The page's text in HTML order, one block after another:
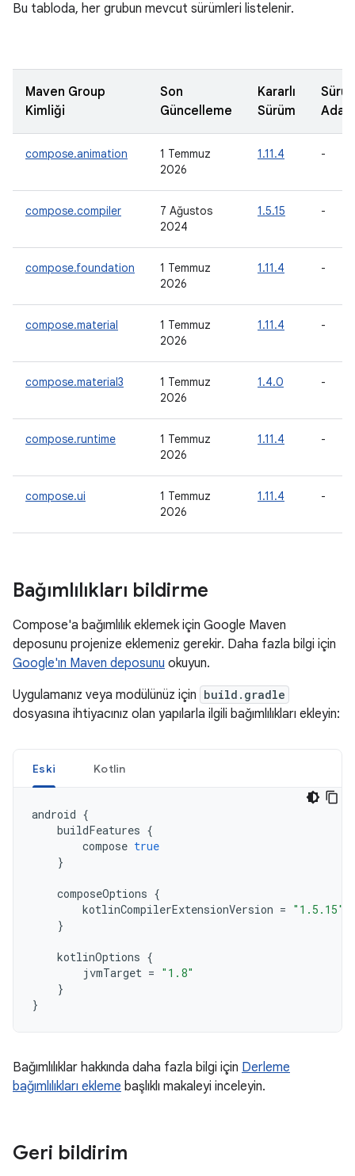
Bu tabloda, her grubun mevcut sürümleri listelenir.
Maven Group
Kimliği
Son
Güncelleme
Kararlı
Sürüm
Adayı
compose.animation
1 Temmuz
2026
1.11.4 -
compose.compiler
7 Ağustos
2024
1.5.15 -
compose.foundation
1 Temmuz
2026
1.11.4 -
compose.material
1 Temmuz
2026
1.11.4 -
compose.material3
1 Temmuz
2026
1.4.0 -
compose.runtime
1 Temmuz
2026
1.11.4 -
compose.ui
1 Temmuz
2026
1.11.4 -
Bağımlılıkları bildirme
Compose'a bağımlılık eklemek için Google Maven
deposunu projenize eklemeniz gerekir. Daha fazla bilgi için
Google'ın Maven deposunu okuyun.
Uygulamanız veya modülünüz için build.gradle
dosyasına ihtiyacınız olan yapılarla ilgili bağımlılıkları ekleyin:
Eski Kotlin
android {
buildFeatures {
compose true
}
composeOptions {
kotlinCompilerExtensionVersion = "1.5.15"
}
kotlinOptions {
jvmTarget = "1.8"
}
}
Bağımlılıklar hakkında daha fazla bilgi için Derleme
bağımlılıkları ekleme başlıklı makaleyi inceleyin.
Geri bildirim